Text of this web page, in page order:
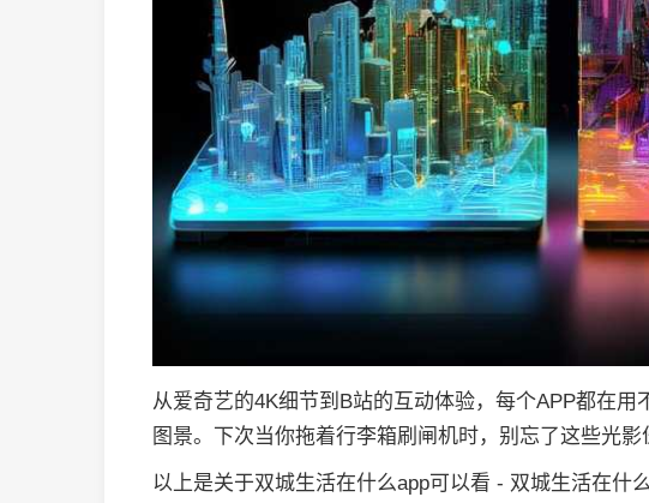
从爱奇艺的4K细节到B站的互动体验，每个APP都在
图景。下次当你拖着行李箱刷闸机时，别忘了这些光影
以上是关于双城生活在什么app可以看 - 双城生活在什